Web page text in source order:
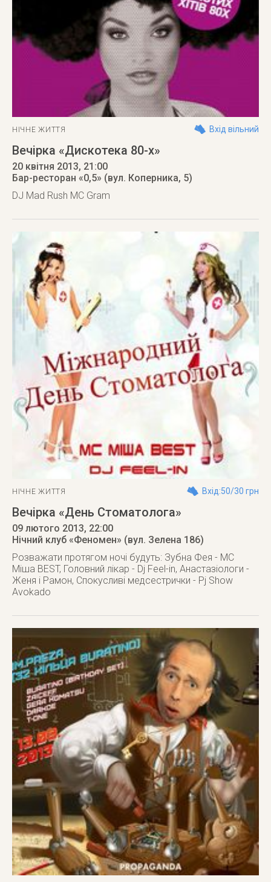
НІЧНЕ ЖИТТЯ Вхід вільний
Вечірка «Дискотека 80-х»
20 квітня 2013, 21:00
Бар-ресторан «0,5» (вул. Коперника, 5)
DJ Mad Rush MC Gram
НІЧНЕ ЖИТТЯ Вхід:50/30 грн
Вечірка «День Стоматолога»
09 лютого 2013, 22:00
Нічний клуб «Феномен» (вул. Зелена 186)
Розважати протягом ночі будуть: Зубна Фея - MC
Міша BEST, Головний лікар - Dj Feel-in, Анастазіологи -
Женя і Рамон, Спокусливі медсестрички - Pj Show
Avokado